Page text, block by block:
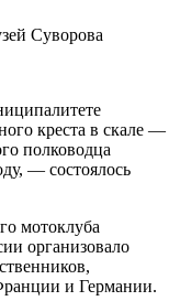
Суворова
креста в скале —
полководца
— состоялось
мотоклуба
организовало
и Германии.